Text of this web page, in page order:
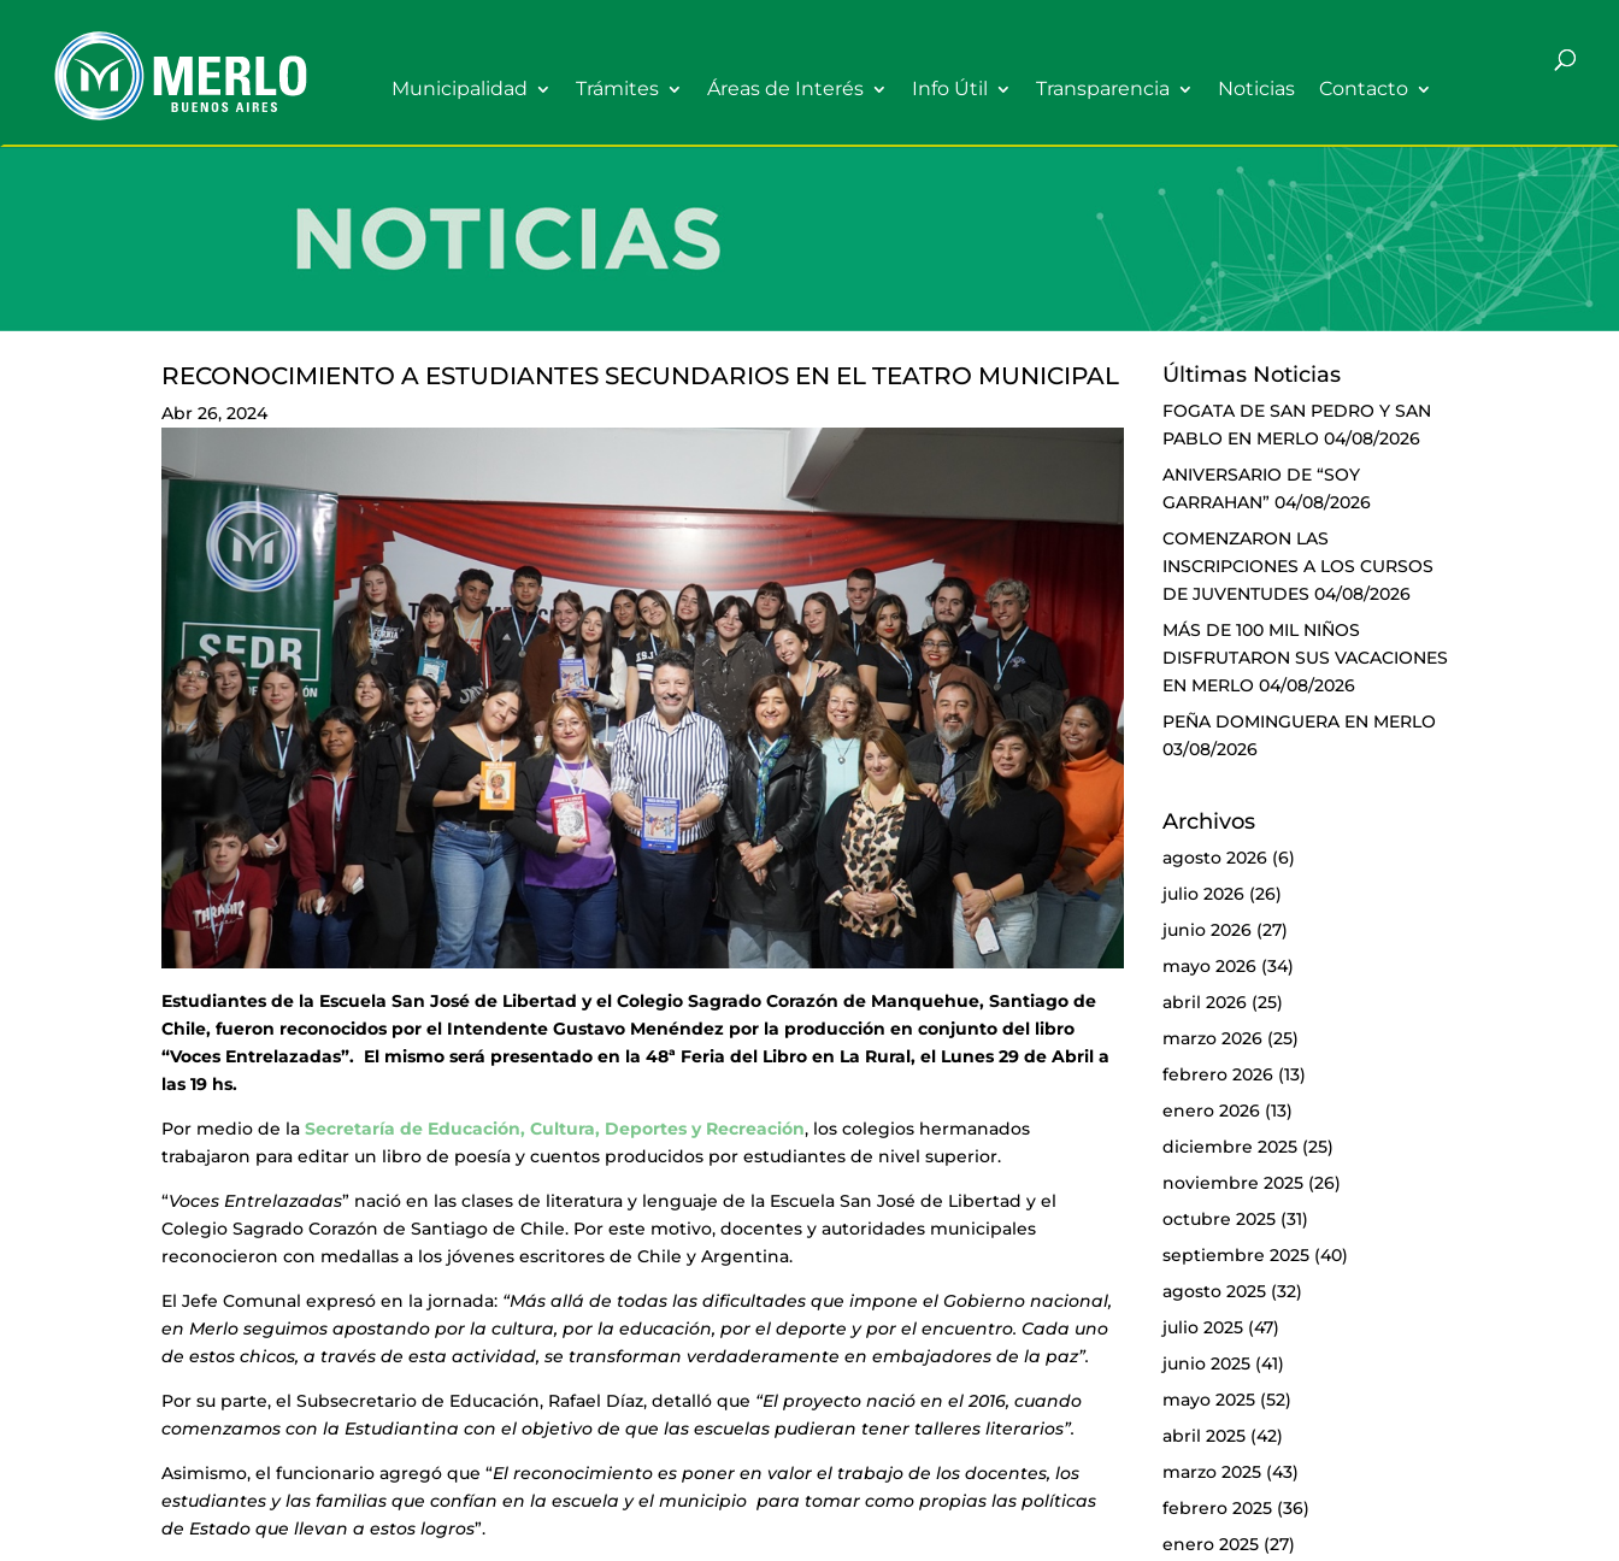
Municipalidad Trámites Áreas de Interés Info Útil Transparencia Noticias Contacto
RECONOCIMIENTO A ESTUDIANTES SECUNDARIOS EN EL TEATRO MUNICIPAL
Abr 26, 2024
Estudiantes de la Escuela San José de Libertad y el Colegio Sagrado Corazón de Manquehue, Santiago de
Chile, fueron reconocidos por el Intendente Gustavo Menéndez por la producción en conjunto del libro
“Voces Entrelazadas”. El mismo será presentado en la 48ª Feria del Libro en La Rural, el Lunes 29 de Abril a
las 19 hs.
Por medio de laSecretaría de Educación, Cultura, Deportes y Recreación, los colegios hermanados
trabajaron para editar un libro de poesía y cuentos producidos por estudiantes de nivel superior.
“Voces Entrelazadas” nació en las clases de literatura y lenguaje de la Escuela San José de Libertad y el
Colegio Sagrado Corazón de Santiago de Chile. Por este motivo, docentes y autoridades municipales
reconocieron con medallas a los jóvenes escritores de Chile y Argentina.
El Jefe Comunal expresó en la jornada: “Más allá de todas las dificultades que impone el Gobierno nacional,
en Merlo seguimos apostando por la cultura, por la educación, por el deporte y por el encuentro. Cada uno
de estos chicos, a través de esta actividad, se transforman verdaderamente en embajadores de la paz”.
Por su parte, el Subsecretario de Educación, Rafael Díaz, detalló que “El proyecto nació en el 2016, cuando
comenzamos con la Estudiantina con el objetivo de que las escuelas pudieran tener talleres literarios”.
Asimismo, el funcionario agregó que “El reconocimiento es poner en valor el trabajo de los docentes, los
estudiantes y las familias que confían en la escuela y el municipio para tomar como propias las políticas
de Estado que llevan a estos logros”.
Últimas Noticias
FOGATA DE SAN PEDRO Y SAN
PABLO EN MERLO 04/08/2026
ANIVERSARIO DE “SOY
GARRAHAN” 04/08/2026
COMENZARON LAS
INSCRIPCIONES A LOS CURSOS
DE JUVENTUDES 04/08/2026
MÁS DE 100 MIL NIÑOS
DISFRUTARON SUS VACACIONES
EN MERLO 04/08/2026
PEÑA DOMINGUERA EN MERLO
03/08/2026
Archivos
agosto 2026(6)
julio 2026(26)
junio 2026(27)
mayo 2026(34)
abril 2026(25)
marzo 2026(25)
febrero 2026(13)
enero 2026(13)
diciembre 2025(25)
noviembre 2025(26)
octubre 2025(31)
septiembre 2025(40)
agosto 2025(32)
julio 2025(47)
junio 2025(41)
mayo 2025(52)
abril 2025(42)
marzo 2025(43)
febrero 2025(36)
enero 2025(27)